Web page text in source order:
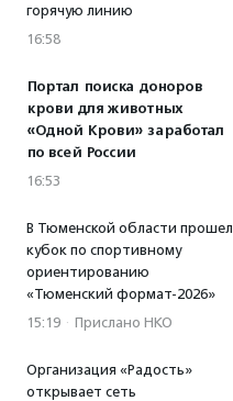
горячую линию
16:58
Портал поиска доноров
крови для животных
«Одной Крови» заработал
по всей России
16:53
В Тюменской области прошел
кубок по спортивному
ориентированию
«Тюменский формат-2026»
15:19 · Прислано НКО
Организация «Радость»
открывает сеть